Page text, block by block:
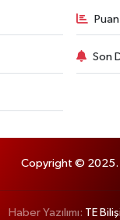
Son
Copyright © 2025.
Haber Yazılımı: TE